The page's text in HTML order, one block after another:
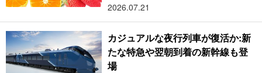
2026.07.21
カジュアルな夜行列車が復活か:新
たな特急や翌朝到着の新幹線も登
場